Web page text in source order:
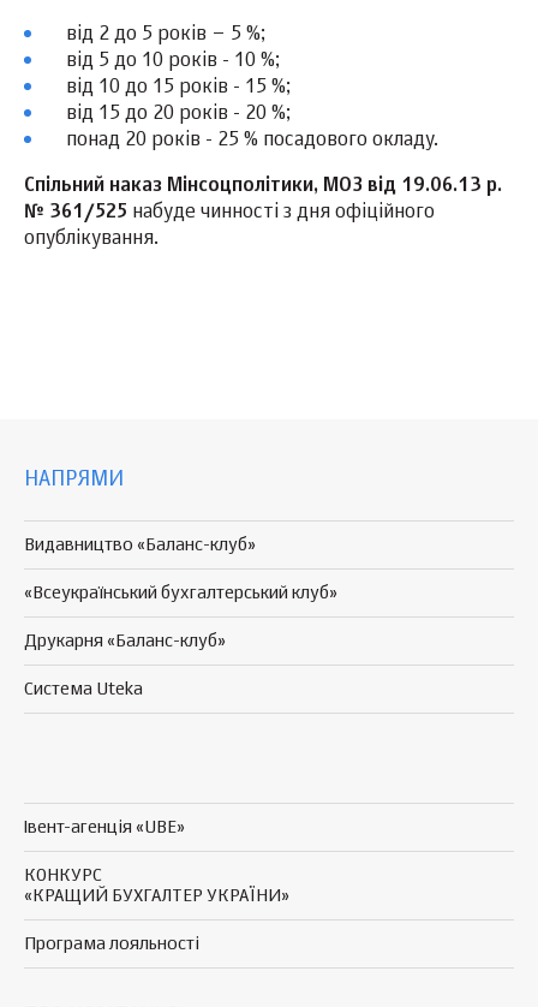
від 2 до 5 років – 5 %;
від 5 до 10 років - 10 %;
від 10 до 15 років - 15 %;
від 15 до 20 років - 20 %;
понад 20 років - 25 % посадового окладу.
Спільний наказ Мінсоцполітики, МОЗ від 19.06.13 р.
№ 361/525 набуде чинності з дня офіційного
опублікування.
НАПРЯМИ
Видавництво «Баланс-клуб»
«Всеукраїнський бухгалтерський клуб»
Друкарня «Баланс-клуб»
Система Uteka
Івент-агенція «UBE»
КОНКУРС
«КРАЩИЙ БУХГАЛТЕР УКРАЇНИ»
Програма лояльності